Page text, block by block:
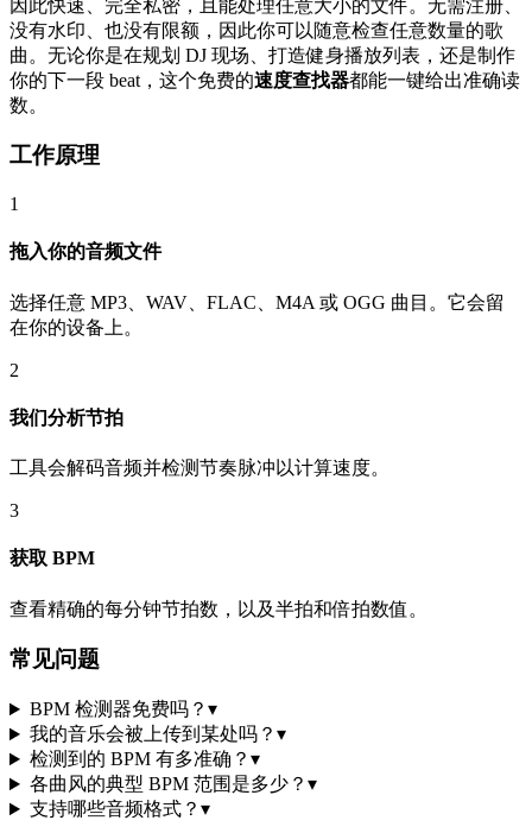
因此快速、完全私密，且能处理任意大小的文件。无需注册、
没有水印、也没有限额，因此你可以随意检查任意数量的歌
曲。无论你是在规划 DJ 现场、打造健身播放列表，还是制作
你的下一段 beat，这个免费的速度查找器都能一键给出准确读
数。
工作原理
1
拖入你的音频文件
选择任意 MP3、WAV、FLAC、M4A 或 OGG 曲目。它会留
在你的设备上。
2
我们分析节拍
工具会解码音频并检测节奏脉冲以计算速度。
3
获取 BPM
查看精确的每分钟节拍数，以及半拍和倍拍数值。
常见问题
BPM 检测器免费吗？ ▾
我的音乐会被上传到某处吗？ ▾
检测到的 BPM 有多准确？ ▾
各曲风的典型 BPM 范围是多少？ ▾
支持哪些音频格式？ ▾